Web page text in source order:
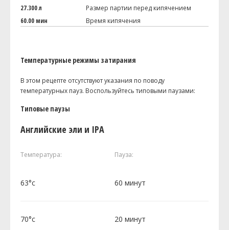
27.300 л
Размер партии перед кипячением
60.00 мин
Время кипячения
Температурные режимы затирания
В этом рецепте отсутствуют указания по поводу
температурных пауз. Воспользуйтесь типовыми паузами:
Типовые паузы
Английские эли и IPA
Температура: Пауза:
63°c 60 минут
70°c 20 минут